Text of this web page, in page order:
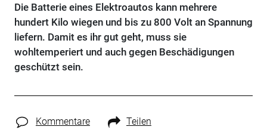
Die Batterie eines Elektroautos kann mehrere
hundert Kilo wiegen und bis zu 800 Volt an Spannung
liefern. Damit es ihr gut geht, muss sie
wohltemperiert und auch gegen Beschädigungen
geschützt sein.
Kommentare Teilen